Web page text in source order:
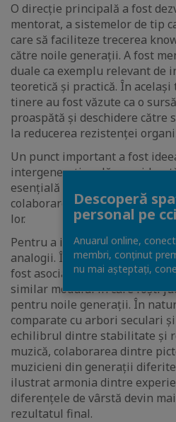
O direcție principală a fost
mentorat, a sistemelor de tip
care să faciliteze trecerea
către noile generații. A fost
duale ca exemplu relevant de
teoretică și practică. În
tinere au fost văzute ca o
proaspătă și deschidere către
la reducerea rezistenței
Un punct important a fost
intergenerațională,
esențială a dimensiunii sociale
colaborarea reală între
lor.
Pentru a ilustra aceste idei, au
analogii. În sport, tranziția de
fost asociată cu transferul de
similar modului în care foști
pentru noile generații. În
comparate cu arbori seculari
echilibrul dintre stabilitate și
muzică, colaborarea dintre
muzicieni din generații
ilustrat armonia dintre
diferențele de vârstă devin
rezultatul final.
Descoperă
personal pe
Anuarul online,
membri, conținut
nu mai așteptați,